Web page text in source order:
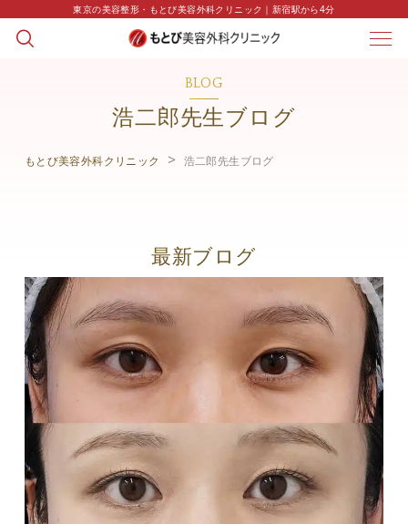
東京の美容整形・もとび美容外科クリニック｜新宿駅から4分
BLOG
浩二郎先生ブログ
もとび美容外科クリニック 浩二郎先生ブログ
最新ブログ